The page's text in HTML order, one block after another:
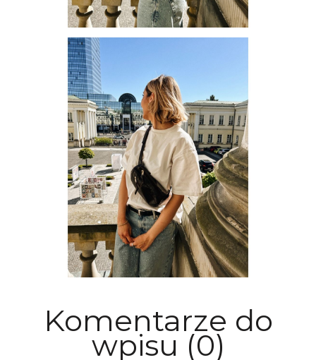
Komentarze do
wpisu (0)